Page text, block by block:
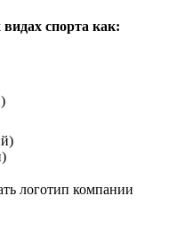
спорта как:
логотип компании